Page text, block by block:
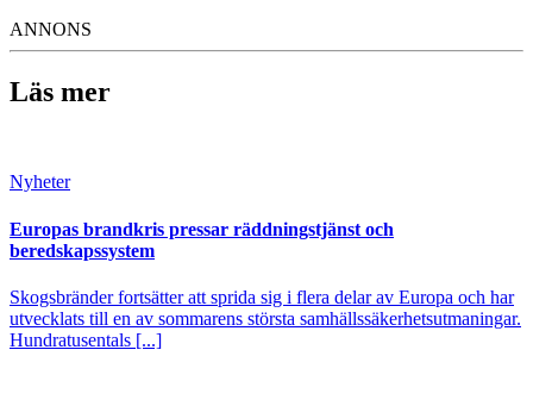
ANNONS
Läs mer
Nyheter
Europas brandkris pressar räddningstjänst och
beredskapssystem
Skogsbränder fortsätter att sprida sig i flera delar av Europa och har
utvecklats till en av sommarens största samhällssäkerhetsutmaningar.
Hundratusentals [...]